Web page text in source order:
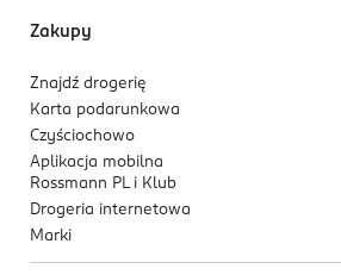
Zakupy
Znajdź drogerię
Karta podarunkowa
Czyściochowo
Aplikacja mobilna
Rossmann PL i Klub
Drogeria internetowa
Marki